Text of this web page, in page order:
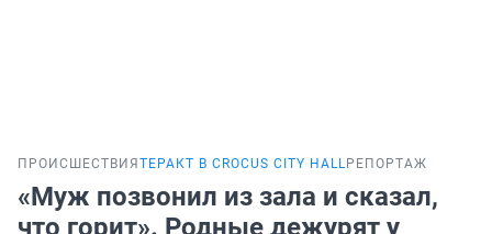
ПРОИСШЕСТВИЯ ТЕРАКТ В CROCUS CITY HALLРЕПОРТАЖ
«Муж позвонил из зала и сказал,
что горит». Родные дежурят у